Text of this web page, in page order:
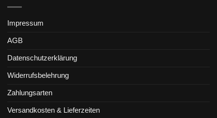
Impressum
AGB
Datenschutzerklärung
Widerrufsbelehrung
Zahlungsarten
Versandkosten & Lieferzeiten